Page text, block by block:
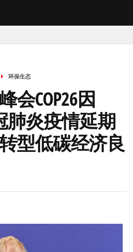
环保生态
会COP26因
肺炎疫情延期
型低碳经济良